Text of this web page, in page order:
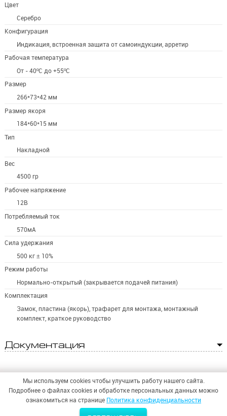
Цвет
Серебро
Конфигурация
Индикация, встроенная защита от самоиндукции, арретир
Рабочая температура
От - 40ºС до +55ºС
Размер
266*73*42 мм
Размер якоря
184*60*15 мм
Тип
Накладной
Вес
4500 гр
Рабочее напряжение
12В
Потребляемый ток
570мА
Сила удержания
500 кг ± 10%
Режим работы
Нормально-открытый (закрывается подачей питания)
Комплектация
Замок, пластина (якорь), трафарет для монтажа, монтажный
комплект, краткое руководство
Документация
ООО «СИНТЕЗ БЕЗОПАСНОСТИ»
Мы используем cookies чтобы улучшить работу нашего сайта.
Подробнее о файлах cookies и обработке персональных данных можно
ознакомиться на странице Политика конфиденциальности